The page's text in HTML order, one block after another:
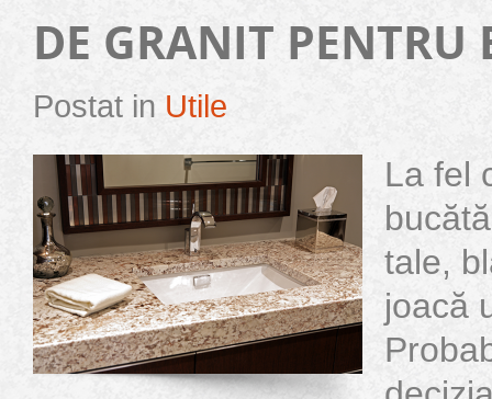
DE GRANIT
Postat in Utile
La fel
tale,
joacă